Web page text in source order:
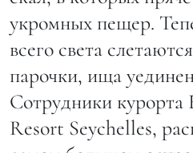
укромных пещер.
всего света
парочки, ища
Сотрудники курорта
Resort Seychelles,